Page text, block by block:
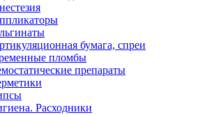
бумага, спреи
пломбы
препараты
Расходники